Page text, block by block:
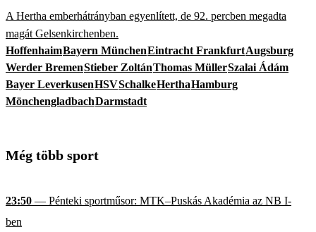
A Hertha emberhátrányban egyenlített, de 92. percben megadta
magát Gelsenkirchenben.
HoffenhaimBayern MünchenEintracht FrankfurtAugsburg
Werder BremenStieber ZoltánThomas MüllerSzalai Ádám
Bayer LeverkusenHSVSchalkeHerthaHamburg
MönchengladbachDarmstadt
Még több sport
23:50 — Pénteki sportműsor: MTK–Puskás Akadémia az NB I-
ben